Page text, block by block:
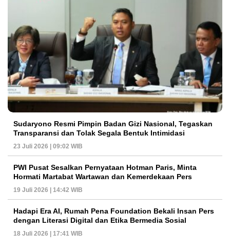
Sudaryono Resmi Pimpin Badan Gizi Nasional, Tegaskan
Transparansi dan Tolak Segala Bentuk Intimidasi
23 Juli 2026 | 09:02 WIB
PWI Pusat Sesalkan Pernyataan Hotman Paris, Minta
Hormati Martabat Wartawan dan Kemerdekaan Pers
19 Juli 2026 | 14:42 WIB
Hadapi Era AI, Rumah Pena Foundation Bekali Insan Pers
dengan Literasi Digital dan Etika Bermedia Sosial
18 Juli 2026 | 17:41 WIB